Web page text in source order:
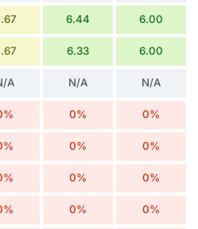
6.44 6.00
6.33 6.00
A N/A N/A
0% 0%
0% 0%
0% 0%
0% 0%